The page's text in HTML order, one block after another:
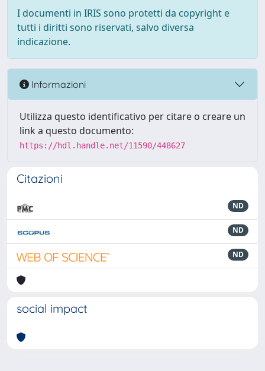
I documenti in IRIS sono protetti da copyright e
tutti i diritti sono riservati, salvo diversa
indicazione.
Informazioni
Utilizza questo identificativo per citare o creare un
link a questo documento:
https://hdl.handle.net/11590/448627
Citazioni
ND
ND
ND
social impact